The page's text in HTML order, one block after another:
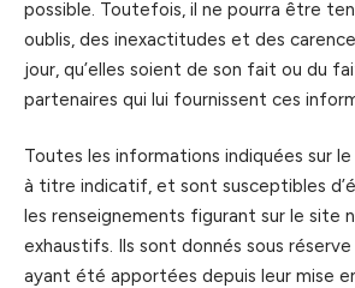
possible. Toutefois, il ne pourra être
oublis, des inexactitudes et des
jour, qu’elles soient de son fait ou du
partenaires qui lui fournissent ces
Toutes les informations indiquées sur
à titre indicatif, et sont susceptibles
les renseignements figurant sur le site
exhaustifs. Ils sont donnés sous
ayant été apportées depuis leur mise